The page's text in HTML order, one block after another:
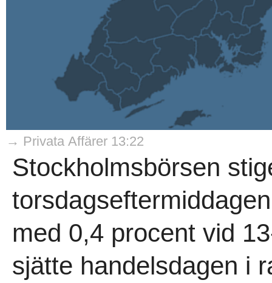
→ Privata Affärer 13:22
Stockholmsbörsen
med 0,4 procent vid
sjätte handelsdagen i